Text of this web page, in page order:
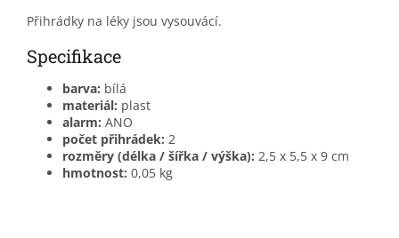
Přihrádky na léky jsou vysouvácí.
Specifikace
barva: bílá
materiál: plast
alarm: ANO
počet přihrádek: 2
rozměry (délka / šířka / výška): 2,5 x 5,5 x 9 cm
hmotnost: 0,05 kg